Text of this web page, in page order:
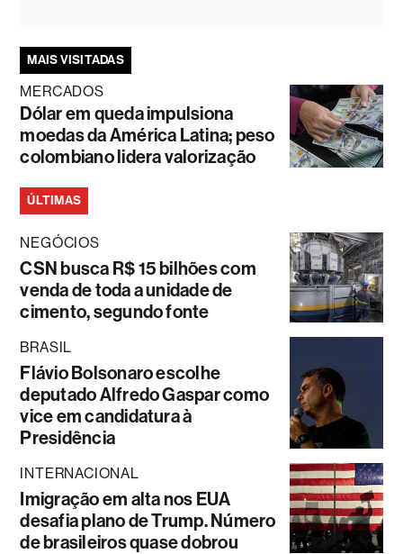
MAIS VISITADAS
MERCADOS
Dólar em queda impulsiona
moedas da América Latina; peso
colombiano lidera valorização
ÚLTIMAS
NEGÓCIOS
CSN busca R$ 15 bilhões com
venda de toda a unidade de
cimento, segundo fonte
BRASIL
Flávio Bolsonaro escolhe
deputado Alfredo Gaspar como
vice em candidatura à
Presidência
INTERNACIONAL
Imigração em alta nos EUA
desafia plano de Trump. Número
de brasileiros quase dobrou